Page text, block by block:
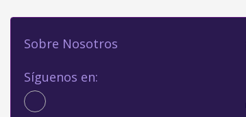
Sobre Nosotros
Síguenos en: